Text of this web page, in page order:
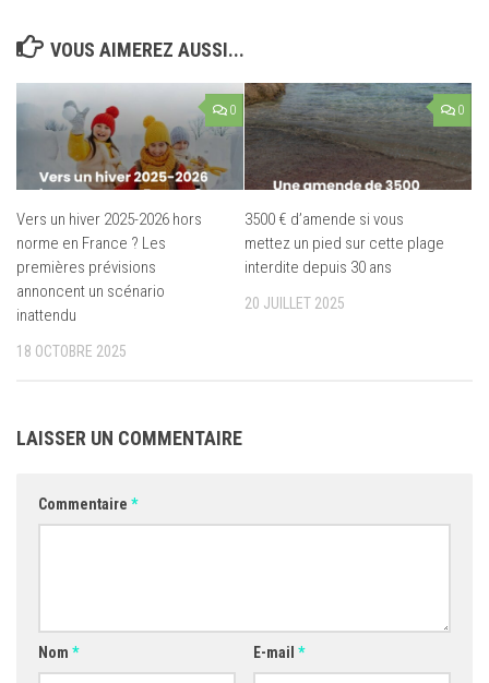
VOUS AIMEREZ AUSSI...
0
Vers un hiver 2025-2026 hors
norme en France ? Les
premières prévisions
annoncent un scénario
inattendu
18 OCTOBRE 2025
0
3500 € d’amende si vous
mettez un pied sur cette plage
interdite depuis 30 ans
20 JUILLET 2025
LAISSER UN COMMENTAIRE
Commentaire *
Nom * E-mail *